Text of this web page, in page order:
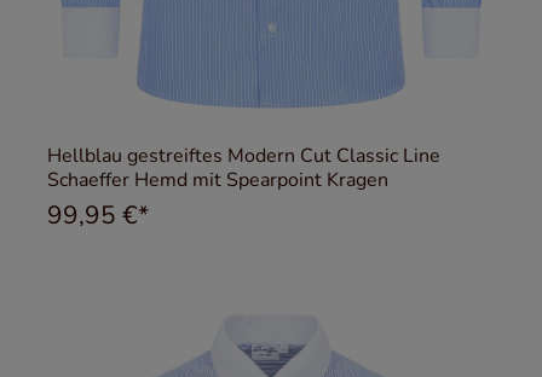
Hellblau gestreiftes Modern Cut Classic Line
Schaeffer Hemd mit Spearpoint Kragen
99,95 €*